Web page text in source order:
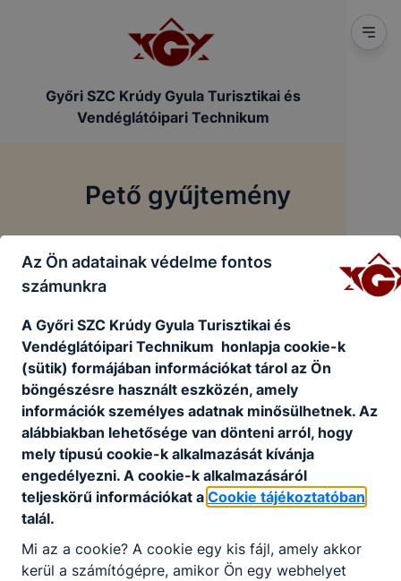
Győri SZC Krúdy Gyula Turisztikai és
Vendéglátóipari Technikum
Pető gyűjtemény
Főoldal
Pető gyűjtemény
Pető gyűjtemény
Az Ön adatainak védelme fontos
számunkra
A Győri SZC Krúdy Gyula Turisztikai és
Vendéglátóipari Technikum honlapja cookie-k
(sütik) formájában információkat tárol az Ön
böngészésre használt eszközén, amely
információk személyes adatnak minősülhetnek. Az
alábbiakban lehetősége van dönteni arról, hogy
mely típusú cookie-k alkalmazását kívánja
engedélyezni. A cookie-k alkalmazásáról
teljeskörű információkat a Cookie tájékoztatóban
talál.
Mi az a cookie? A cookie egy kis fájl, amely akkor
kerül a számítógépre, amikor Ön egy webhelyet